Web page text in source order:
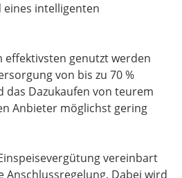
intelligenten
effektivsten genutzt werden
von bis zu 70 %
das Dazukaufen von teurem
Anbieter möglichst gering
vereinbart
Anschlussregelung. Dabei wird